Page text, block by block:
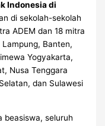
Indonesia di
di sekolah-sekolah
ADEM dan 18 mitra
Lampung, Banten,
Yogyakarta,
Nusa Tenggara
dan Sulawesi
beasiswa, seluruh